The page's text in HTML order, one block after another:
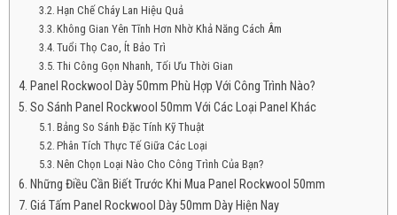
Hạn Chế Cháy Lan Hiệu Quả
Không Gian Yên Tĩnh Hơn Nhờ Khả Năng Cách Âm
Tuổi Thọ Cao, Ít Bảo Trì
Thi Công Gọn Nhanh, Tối Ưu Thời Gian
Panel Rockwool Dày 50mm Phù Hợp Với Công Trình Nào?
So Sánh Panel Rockwool 50mm Với Các Loại Panel Khác
Bảng So Sánh Đặc Tính Kỹ Thuật
Phân Tích Thực Tế Giữa Các Loại
Nên Chọn Loại Nào Cho Công Trình Của Bạn?
Những Điều Cần Biết Trước Khi Mua Panel Rockwool 50mm
Giá Tấm Panel Rockwool Dày 50mm Dày Hiện Nay